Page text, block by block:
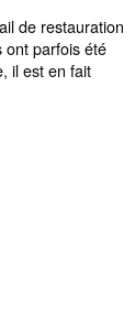
de restauration
ont parfois été
il est en fait